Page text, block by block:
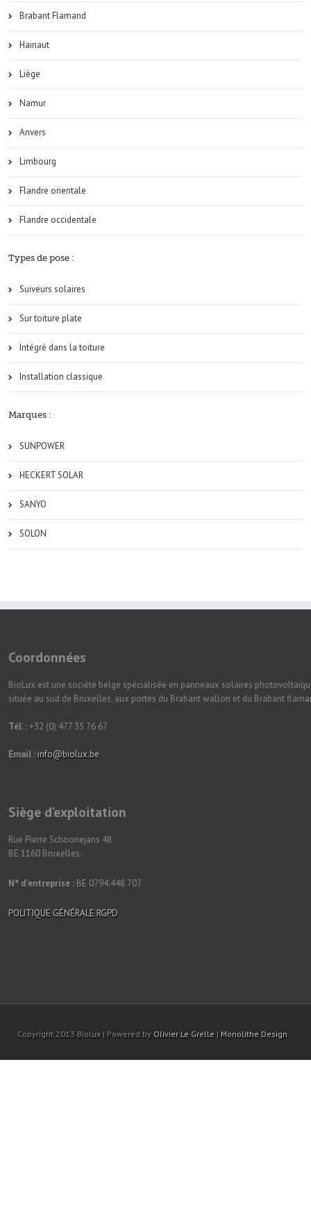
Brabant Flamand
Hainaut
Liège
Namur
Anvers
Limbourg
Flandre orientale
Flandre occidentale
Types de pose :
Suiveurs solaires
Sur toiture plate
Intégré dans la toiture
Installation classique
Marques :
SUNPOWER
HECKERT SOLAR
SANYO
SOLON
Coordonnées
BioLux est une société belge spécialisée en panneaux solaires
située au sud de Bruxelles, aux portes du Brabant wallon et du Brabant
Tél. :+32 (0) 477 35 76 67
Email : info@biolux.be
Siège d’exploitation
Rue Pierre Schoonejans 48
BE 1160 Bruxelles.
N° d’entreprise : BE 0794.448.707
POLITIQUE GÉNÉRALE RGPD
Copyright 2013 Biolux | Powered by Olivier Le Grelle | Monolithe Design